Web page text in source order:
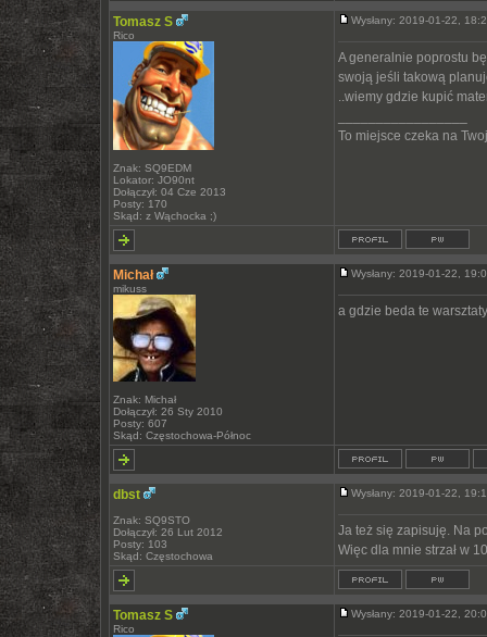
Tomasz S
Rico
Znak: SQ9EDM
Lokator: JO90nt
Dołączył: 04 Cze 2013
Posty: 170
Skąd: z Wąchocka ;)
Wysłany: 2019-01-22,
A generalnie poprostu
swoją jeśli takową
..wiemy gdzie kupić
To miejsce czeka na
Michał
mikuss
Znak: Michał
Dołączył: 26 Sty 2010
Posty: 607
Skąd: Częstochowa-Północ
Wysłany: 2019-01-22,
a gdzie beda te
dbst
Znak: SQ9STO
Dołączył: 26 Lut 2012
Posty: 103
Skąd: Częstochowa
Wysłany: 2019-01-22,
Ja też się zapisuję. Na
Więc dla mnie strzał w
Tomasz S
Rico
Wysłany: 2019-01-22,